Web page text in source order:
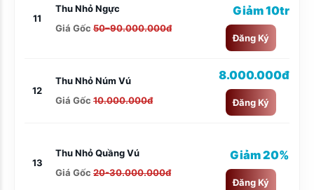
11
Thu Nhỏ Ngực
Giá Gốc 50–90.000.000đ
Giảm 10tr
Đăng Ký
12
Thu Nhỏ Núm Vú
Giá Gốc 10.000.000đ
8.000.000đ
Đăng Ký
13
Thu Nhỏ Quầng Vú
Giá Gốc 20-30.000.000đ
Giảm 20%
Đăng Ký